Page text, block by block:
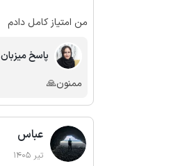
من امتیاز کامل دادم
پاسخ میزبان
ممنون🙏
عباس
تیر 1405